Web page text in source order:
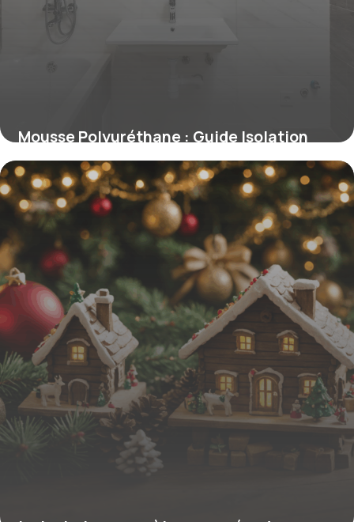
Mousse Polyuréthane : Guide Isolation
2026
19 juin 2026